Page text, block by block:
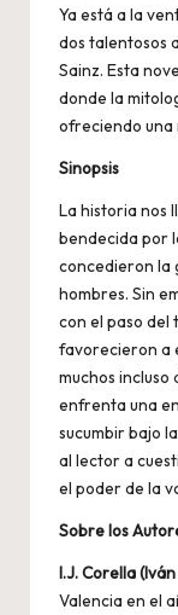
Ya está a la
dos talentosos
Sainz. Esta
donde la
ofreciendo
Sinopsis
La historia nos
bendecida por
concedieron la
hombres. Sin
con el paso del
favorecieron a
muchos incluso
enfrenta una
sucumbir bajo
al lector a
el poder de la
Sobre los
I.J. Corella
Valencia en el